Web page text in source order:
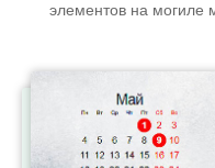
элементов на могиле